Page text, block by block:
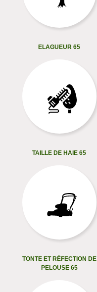
ELAGUEUR 65
TAILLE DE HAIE 65
TONTE ET RÉFECTION DE
PELOUSE 65